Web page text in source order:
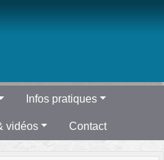
Infos pratiques
vidéos Contact